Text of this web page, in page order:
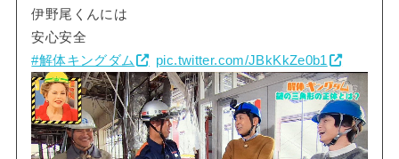
伊野尾くんには
安心安全
#解体キングダム
pic.twitter.com/JBkKkZe0b1